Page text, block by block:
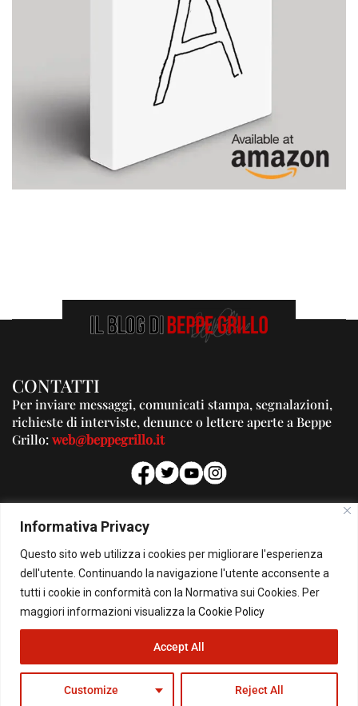
Informativa Privacy
Questo sito web utilizza i cookies per migliorare l'esperienza
dell'utente. Continuando la navigazione l'utente acconsente a
tutti i cookie in conformità con la Normativa sui Cookies. Per
maggiori informazioni visualizza la Cookie Policy
Customize Reject All
Accept All
CONTATTI
Per inviare messaggi, comunicati stampa, segnalazioni,
richieste di interviste, denunce o lettere aperte a Beppe
Grillo:web@beppegrillo.it
PUBBLICITA'
Per la tua pubblicità su questo Blog:
pubblicita@beppegrillo.it
HOMEPAGE COOKIE POLICY PRIVACY POLICY CONTATTI
© Copyright 2026 - Il Blog di Beppe Grillo. All Rights Reserved - Powered by
happygrafic.com